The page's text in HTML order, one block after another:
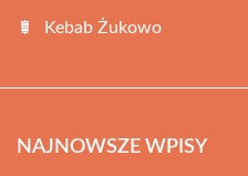
Kebab Żukowo
NAJNOWSZE WPISY